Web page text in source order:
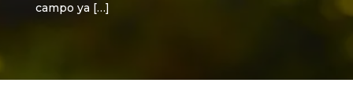
campo ya […]